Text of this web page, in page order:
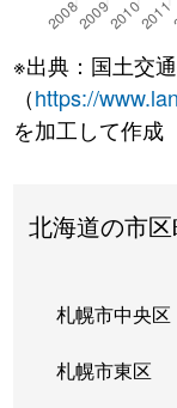
※出典：国土交
（https://
を加工して作成
北海道の市
札幌市中央区
札幌市東区